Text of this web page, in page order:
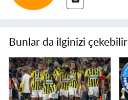
Bunlar da ilginizi çekebilir